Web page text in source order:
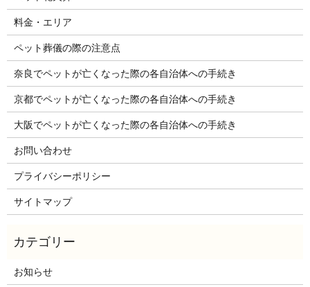
料金・エリア
ペット葬儀の際の注意点
奈良でペットが亡くなった際の各自治体への手続き
京都でペットが亡くなった際の各自治体への手続き
大阪でペットが亡くなった際の各自治体への手続き
お問い合わせ
プライバシーポリシー
サイトマップ
お知らせ